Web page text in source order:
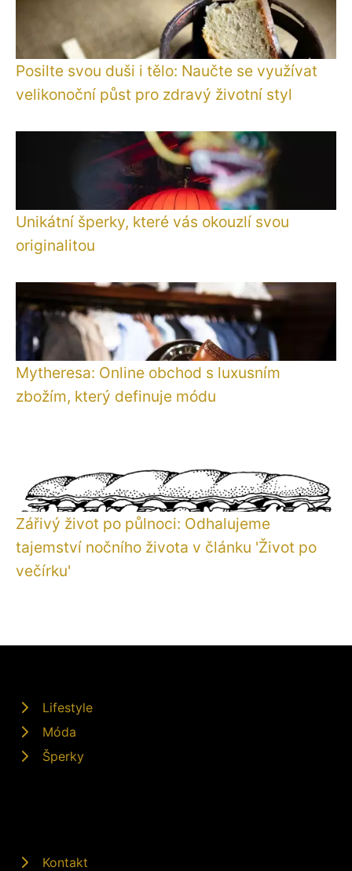
Posilte svou duši i tělo: Naučte se využívat
velikonoční půst pro zdravý životní styl
Unikátní šperky, které vás okouzlí svou
originalitou
Mytheresa: Online obchod s luxusním
zbožím, který definuje módu
Zářivý život po půlnoci: Odhalujeme
tajemství nočního života v článku 'Život po
večírku'
Lifestyle
Móda
Šperky
Kontakt